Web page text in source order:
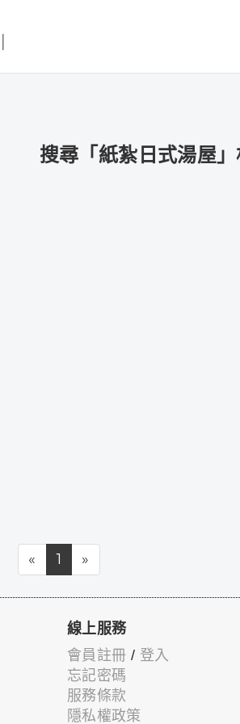
搜尋「紙紮日式湯屋
« 1 »
線上服務
會員註冊 / 登入
忘記密碼
服務條款
隱私權政策